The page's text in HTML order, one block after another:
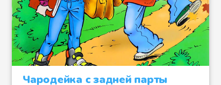
Чародейка с задней парты